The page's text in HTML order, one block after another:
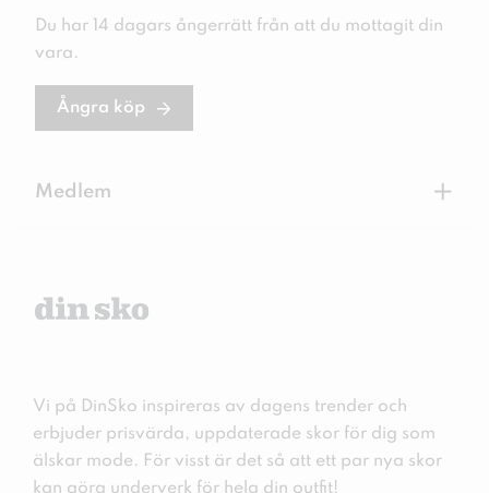
Du har 14 dagars ångerrätt från att du mottagit din
vara.
Ångra köp
Medlem +
Vi på DinSko inspireras av dagens trender och
erbjuder prisvärda, uppdaterade skor för dig som
älskar mode. För visst är det så att ett par nya skor
kan göra underverk för hela din outfit!